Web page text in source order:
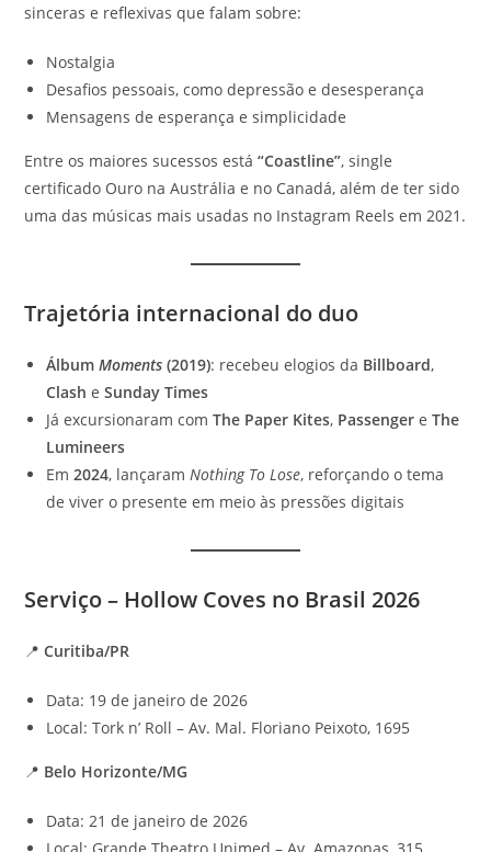
sinceras e reflexivas que falam sobre:
Nostalgia
Desafios pessoais, como depressão e desesperança
Mensagens de esperança e simplicidade
Entre os maiores sucessos está“Coastline”, single
certificado Ouro na Austrália e no Canadá, além de ter sido
uma das músicas mais usadas no Instagram Reels em 2021.
Trajetória internacional do duo
ÁlbumMoments (2019): recebeu elogios da Billboard,
Clash eSunday Times
Já excursionaram comThe Paper Kites, Passenger eThe
Lumineers
Em2024, lançaramNothing To Lose, reforçando o tema
de viver o presente em meio às pressões digitais
Serviço – Hollow Coves no Brasil 2026
📍Curitiba/PR
Data: 19 de janeiro de 2026
Local: Tork n’ Roll – Av. Mal. Floriano Peixoto, 1695
📍 Belo Horizonte/MG
Data: 21 de janeiro de 2026